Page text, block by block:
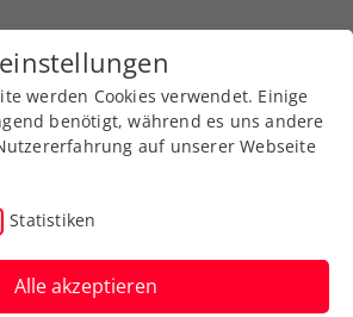
Senioren-
werden Cookies verwendet. Einige
benötigt, während es uns andere
auf unserer Webseite
Statistiken
Alle akzeptieren